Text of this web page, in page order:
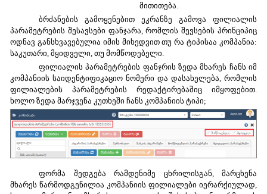
მითითება.
ბრძანების გამოყენებით ეკრანზე გამოვა ფილიალის
პარამეტრების შესავსები ფანჯარა, რომლის შევსების პრინციპიც
ოდნავ განსხვავებულია იმის მიხედვით თუ რა ტიპისაა კომპანია:
საკუთარი, მყიდველი, თუ მომწოდებელი.
ფილიალის პარამეტრების ფანჯრის ზედა მხარეს ჩანს იმ
კომპანიის საიდენტიფიკაციო ნომერი და დასახელება, რომლის
ფილიალების პარამეტრების რედაქტირებაშიც იმყოფებით.
ხოლო ზედა მარჯვენა კუთხეში ჩანს კომპანიის ტიპი;
ფორმა შედგება რამდენიმე ცხრილისგან, მარცხენა
მხარეს წარმოდგენილია კომპანიის ფილიალები იერარქიულად,